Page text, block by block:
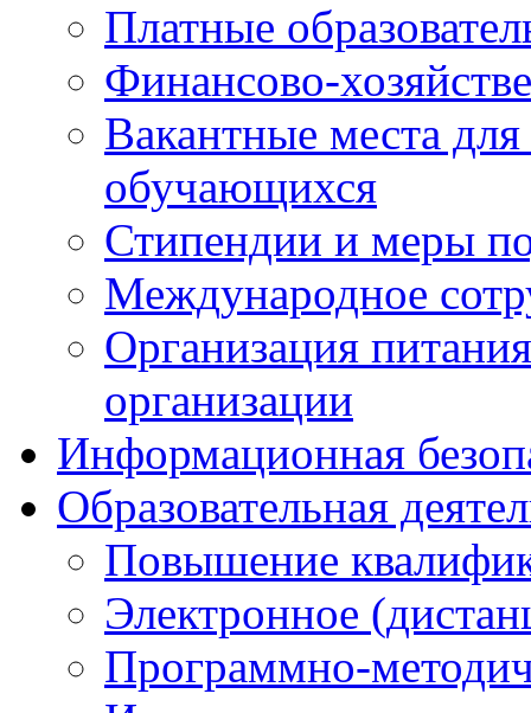
Платные
Финансово-
Вакантные места
обучающихся
Стипендии и меры
Международное
Организация
организации
Информационная
Образовательная
Повышение
Электронное
Программно-